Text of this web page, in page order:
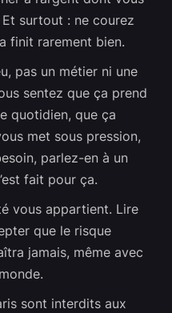
surtout : ne courez
finit rarement bien.
pas un métier ni une
sentez que ça prend
quotidien, que ça
met sous pression,
parlez-en à un
fait pour ça.
vous appartient. Lire
que le risque
jamais, même avec
sont interdits aux